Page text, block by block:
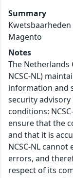
Summary
Magento
Notes
The Netherlands
NCSC-NL)
information and
security
conditions:
ensure that the
and that it is
NCSC-NL
errors, and
respect of its